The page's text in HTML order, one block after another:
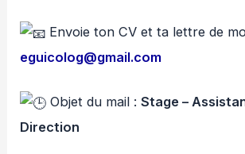
Envoie ton CV et ta lettre de
eguicolog@gmail.com
Objet du mail :Stage –
Direction